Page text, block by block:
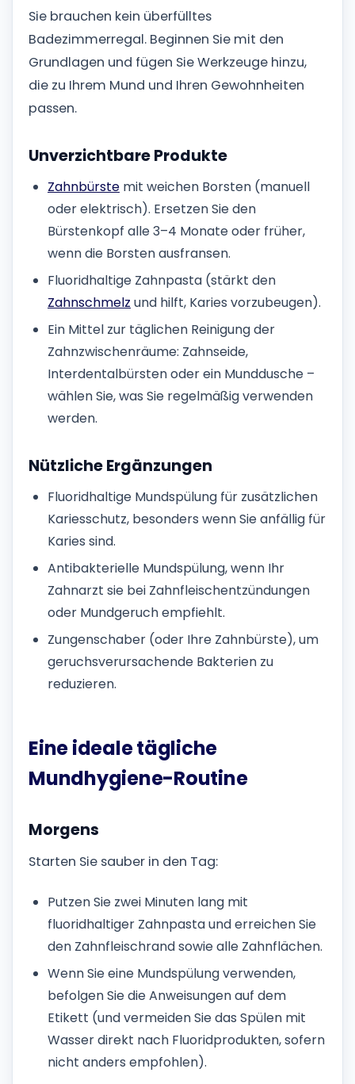
Sie brauchen kein überfülltes
Badezimmerregal. Beginnen Sie mit den
Grundlagen und fügen Sie Werkzeuge hinzu,
die zu Ihrem Mund und Ihren Gewohnheiten
passen.
Unverzichtbare Produkte
Zahnbürste mit weichen Borsten (manuell
oder elektrisch). Ersetzen Sie den
Bürstenkopf alle 3–4 Monate oder früher,
wenn die Borsten ausfransen.
Fluoridhaltige Zahnpasta (stärkt den
Zahnschmelz und hilft, Karies vorzubeugen).
Ein Mittel zur täglichen Reinigung der
Zahnzwischenräume: Zahnseide,
Interdentalbürsten oder ein Munddusche –
wählen Sie, was Sie regelmäßig verwenden
werden.
Nützliche Ergänzungen
Fluoridhaltige Mundspülung für zusätzlichen
Kariesschutz, besonders wenn Sie anfällig für
Karies sind.
Antibakterielle Mundspülung, wenn Ihr
Zahnarzt sie bei Zahnfleischentzündungen
oder Mundgeruch empfiehlt.
Zungenschaber (oder Ihre Zahnbürste), um
geruchsverursachende Bakterien zu
reduzieren.
Eine ideale tägliche
Mundhygiene-Routine
Morgens
Starten Sie sauber in den Tag:
Putzen Sie zwei Minuten lang mit
fluoridhaltiger Zahnpasta und erreichen Sie
den Zahnfleischrand sowie alle Zahnflächen.
Wenn Sie eine Mundspülung verwenden,
befolgen Sie die Anweisungen auf dem
Etikett (und vermeiden Sie das Spülen mit
Wasser direkt nach Fluoridprodukten, sofern
nicht anders empfohlen).